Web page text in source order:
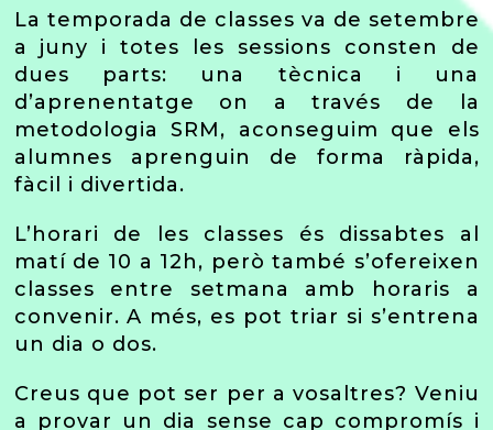
La temporada de classes va de setembre
a juny i totes les sessions consten de
dues parts: una tècnica i una
d’aprenentatge on a través de la
metodologia SRM, aconseguim que els
alumnes aprenguin de forma ràpida,
fàcil i divertida.
L’horari de les classes és dissabtes al
matí de 10 a 12h, però també s’ofereixen
classes entre setmana amb horaris a
convenir. A més, es pot triar si s’entrena
un dia o dos.
Creus que pot ser per a vosaltres? Veniu
a provar un dia sense cap compromís i